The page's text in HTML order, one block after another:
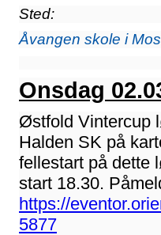
Sted:
Åvangen skole i
Onsdag
Østfold Vintercup
Halden SK på
fellestart på dette
start 18.30.
https://
5877